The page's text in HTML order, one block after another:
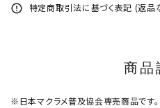
error_outline 特定商取引法に基づく表記 (返品
商品
※日本マクラメ普及協会専売商品です。